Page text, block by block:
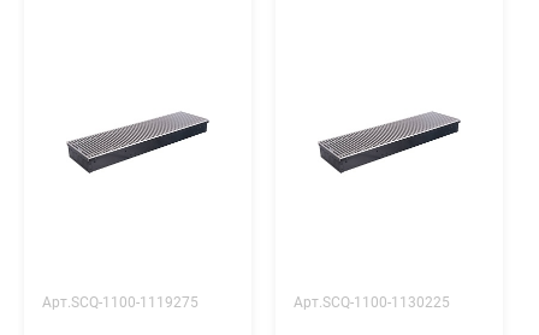
Арт.SCQ-1100-1119275 Арт.SCQ-1100-1130225